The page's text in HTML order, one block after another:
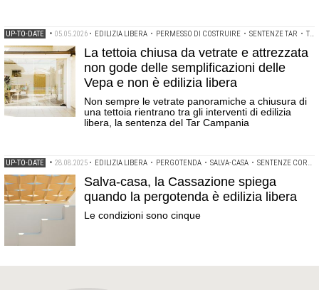
UP-TO-DATE • 05.05.2026 • EDILIZIA LIBERA • PERMESSO DI COSTRUIRE • SENTENZE TAR • TETTOIA
La tettoia chiusa da vetrate e attrezzata
non gode delle semplificazioni delle
Vepa e non è edilizia libera
Non sempre le vetrate panoramiche a chiusura di
una tettoia rientrano tra gli interventi di edilizia
libera, la sentenza del Tar Campania
UP-TO-DATE • 28.08.2025 • EDILIZIA LIBERA • PERGOTENDA • SALVA-CASA • SENTENZE CORTE DI CASSAZIONE
Salva-casa, la Cassazione spiega
quando la pergotenda è edilizia libera
Le condizioni sono cinque